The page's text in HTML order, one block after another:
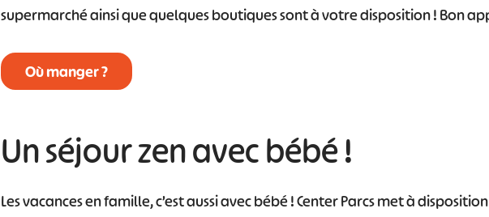
supermarché ainsi que quelques boutiques sont à votre disposition ! Bon
Où manger ?
Un séjour zen avec bébé !
Les vacances en famille, c’est aussi avec bébé ! Center Parcs met à